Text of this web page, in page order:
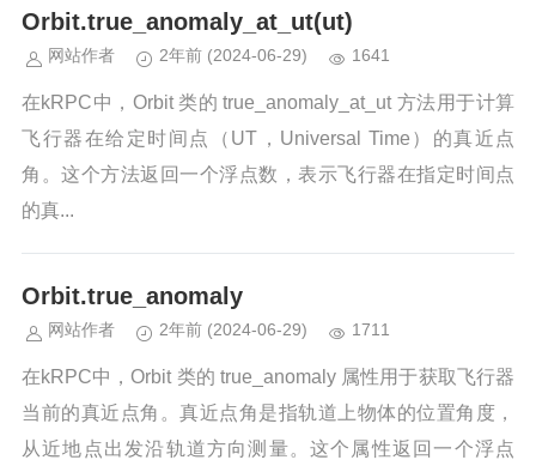
Orbit.true_anomaly_at_ut(ut)
网站作者 2年前 (2024-06-29) 1641
在kRPC中，Orbit 类的 true_anomaly_at_ut 方法用于计算
飞行器在给定时间点（UT，Universal Time）的真近点
角。这个方法返回一个浮点数，表示飞行器在指定时间点
的真...
Orbit.true_anomaly
网站作者 2年前 (2024-06-29) 1711
在kRPC中，Orbit 类的 true_anomaly 属性用于获取飞行器
当前的真近点角。真近点角是指轨道上物体的位置角度，
从近地点出发沿轨道方向测量。这个属性返回一个浮点